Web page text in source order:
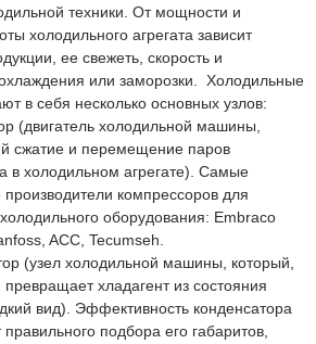
техники. От мощности и
холодильного агрегата зависит
ее свежеть, скорость и
или заморозки. Холодильные
в себя несколько основных узлов:
(двигатель холодильной машины,
сжатие и перемещение паров
в холодильном агрегате). Самые
производители компрессоров для
холодильного оборудования: Embraco
ACC, Tecumseh.
(узел холодильной машины, который,
хладагент из состояния
вид). Эффективность конденсатора
правильного подбора его габаритов,